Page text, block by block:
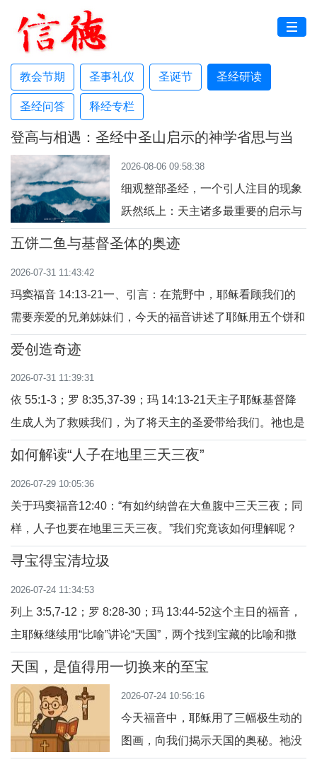
教会节期 圣事礼仪 圣诞节 圣经研读
圣经问答 释经专栏
登高与相遇：圣经中圣山启示的神学省思与当
代意义
2026-08-06 09:58:38
细观整部圣经，一个引人注目的现象
跃然纸上：天主诸多最重要的启示与
救赎大事，皆在山上成就。从旧约到
中，“山是天主向我们启示他自己、认
识他的地方”。这一地理上的重复绝非
度；既是
五饼二鱼与基督圣体的奥迹
2026-07-31 11:43:42
玛窦福音 14:13-21一、引言：在荒野中，耶稣看顾我们的
需要亲爱的兄弟姊妹们，今天的福音讲述了耶稣用五个饼和
两条鱼喂饱五千人的奇迹。这不仅是一个关于慷慨和分享的
顾的明证。当我们身处生命的“荒野”——迷茫、痛苦、失
落、经济拮据、信仰软弱时，耶稣就如今天福音
爱创造奇迹
2026-07-31 11:39:31
依 55:1-3；罗 8:35,37-39；玛 14:13-21天主子耶稣基督降
生成人为了救赎我们，为了将天主的圣爱带给我们。祂也是
人，有人的软弱和有限，然而，祂在每一个境遇中选择爱
日的读经：1、变迁心不乱；2、慈悲爱众人；3、教诲门徒
们。1、变迁心不乱主耶稣在心情低落时，仍然记
如何解读“人子在地里三天三夜”
2026-07-29 10:05:36
关于玛窦福音12:40：“有如约纳曾在大鱼腹中三天三夜；同
样，人子也要在地里三天三夜。”我们究竟该如何理解呢？
因为这预言明显与事实上耶稣受难、死亡、埋葬和复活的叙
五傍晚下葬、周日清晨复活，实际不足72小时。那么，为何
耶稣说要在地里三天三夜呢？这并非圣经出错
寻宝得宝清垃圾
2026-07-24 11:34:53
列上 3:5,7-12；罗 8:28-30；玛 13:44-52这个主日的福音，
主耶稣继续用“比喻”讲论“天国”，两个找到宝藏的比喻和撒
网的比喻帮助我们寻找宝藏，得到宝藏并清理所获。天国就
1、寻找宝藏如果细想，我们每天的生活，一生的忙碌，其
实都是在寻找“宝藏”。只是，不同的人，
天国，是值得用一切换来的至宝
2026-07-24 10:56:16
今天福音中，耶稣用了三幅极生动的
图画，向我们揭示天国的奥秘。祂没